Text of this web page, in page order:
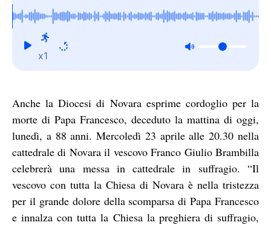
Diocesi di Novara per la morte di Papa Francesco
x1
Anche la Diocesi di Novara esprime cordoglio per la
morte di Papa Francesco, deceduto la mattina di oggi,
lunedì, a 88 anni. Mercoledì 23 aprile alle 20.30 nella
cattedrale di Novara il vescovo Franco Giulio Brambilla
celebrerà una messa in cattedrale in suffragio. “Il
vescovo con tutta la Chiesa di Novara è nella tristezza
per il grande dolore della scomparsa di Papa Francesco
e innalza con tutta la Chiesa la preghiera di suffragio,